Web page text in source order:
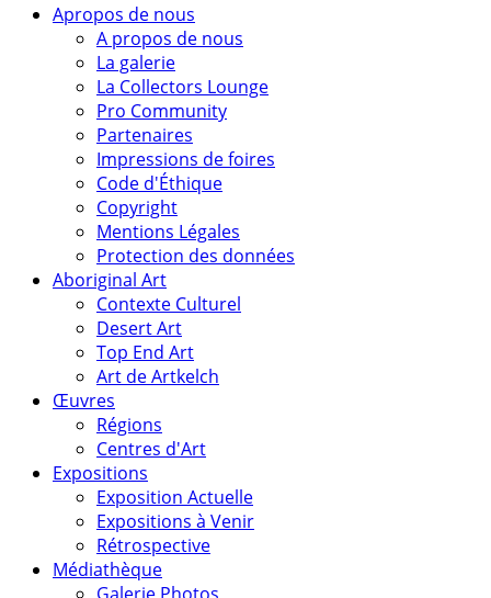
Apropos de nous
A propos de nous
La galerie
La Collectors Lounge
Pro Community
Partenaires
Impressions de foires
Code d'Éthique
Copyright
Mentions Légales
Protection des données
Aboriginal Art
Contexte Culturel
Desert Art
Top End Art
Art de Artkelch
Œuvres
Régions
Centres d'Art
Expositions
Exposition Actuelle
Expositions à Venir
Rétrospective
Médiathèque
Galerie Photos